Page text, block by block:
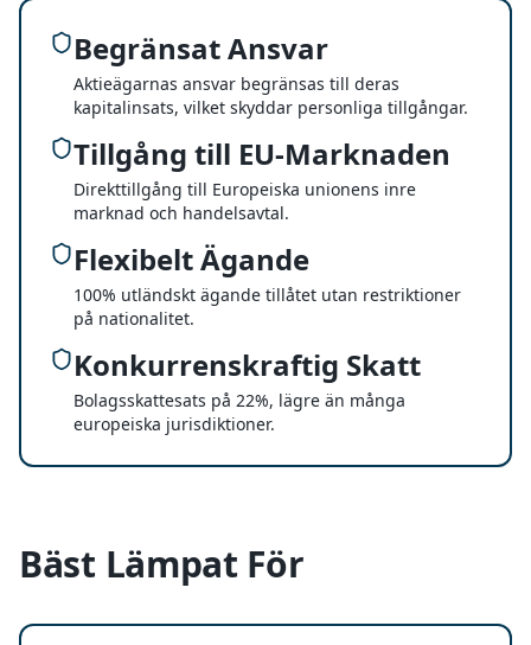
Begränsat Ansvar
Aktieägarnas ansvar begränsas till deras
kapitalinsats, vilket skyddar personliga tillgångar.
Tillgång till EU-Marknaden
Direkttillgång till Europeiska unionens inre
marknad och handelsavtal.
Flexibelt Ägande
100% utländskt ägande tillåtet utan restriktioner
på nationalitet.
Konkurrenskraftig Skatt
Bolagsskattesats på 22%, lägre än många
europeiska jurisdiktioner.
Bäst Lämpat För